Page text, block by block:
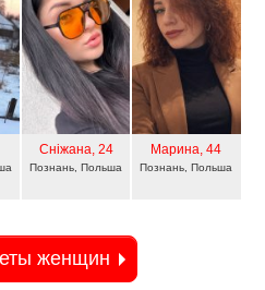
Сніжана, 24
Познань, Польша
Maрина, 44
Познань, Польша
женщин